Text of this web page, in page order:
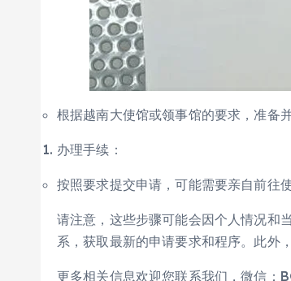
根据越南大使馆或领事馆的要求，准备
办理手续：
按照要求提交申请，可能需要亲自前往
请注意，这些步骤可能会因个人情况和
系，获取最新的申请要求和程序。此外
更多相关信息欢迎您联系我们，微信